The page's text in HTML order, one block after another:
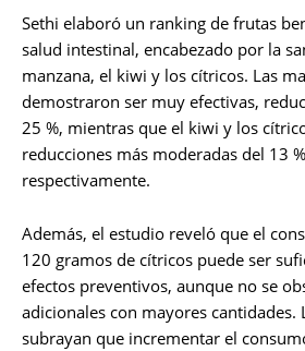
Sethi elaboró un ranking de frutas
salud intestinal, encabezado por la
manzana, el kiwi y los cítricos. Las
demostraron ser muy efectivas,
25 %, mientras que el kiwi y los
reducciones más moderadas del 13
respectivamente.
Además, el estudio reveló que el
120 gramos de cítricos puede ser
efectos preventivos, aunque no se
adicionales con mayores cantidades.
subrayan que incrementar el